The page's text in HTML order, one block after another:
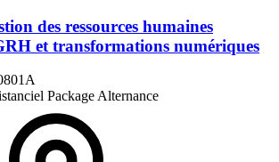
des ressources humaines
et transformations numériques
Package Alternance